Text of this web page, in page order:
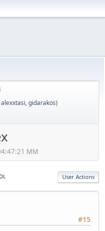
alexxtasi,gidarakos)
ΜΜ
User Actions
#15